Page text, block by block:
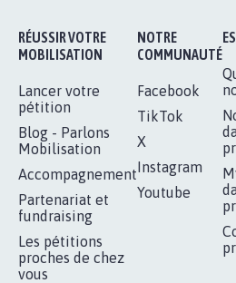
RÉUSSIR VOTRE
MOBILISATION
Lancer votre
pétition
Blog - Parlons
Mobilisation
Accompagnement
Partenariat et
fundraising
Les pétitions
proches de chez
vous
NOTRE
COMMUNAUTÉ
Facebook
TikTok
X
Instagram
Youtube